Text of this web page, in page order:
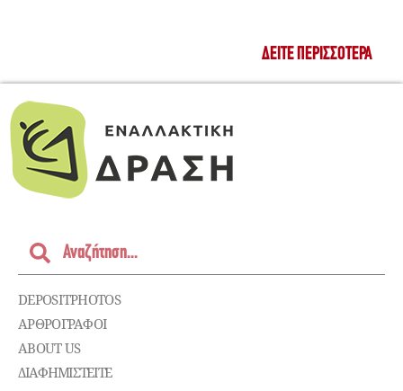
ΔΕΊΤΕ ΠΕΡΙΣΣΌΤΕΡΑ
DEPOSITPHOTOS
ΑΡΘΡΟΓΡΑΦΟΙ
ABOUT US
ΔΙΑΦΗΜΙΣΤΕΊΤΕ